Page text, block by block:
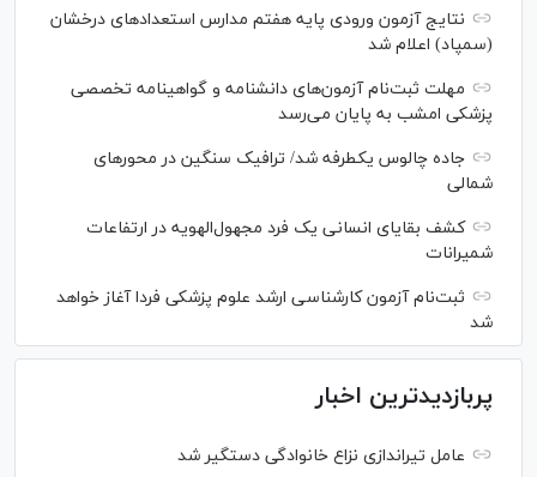
نتایج آزمون ورودی پایه هفتم مدارس استعدادهای درخشان
(سمپاد) اعلام شد
مهلت ثبت‌نام آزمون‌های دانشنامه و گواهینامه تخصصی
پزشکی امشب به پایان می‌رسد
جاده چالوس یکطرفه شد/ ترافیک سنگین در محورهای
شمالی
کشف بقایای انسانی یک فرد مجهول‌الهویه در ارتفاعات
شمیرانات
ثبت‌نام آزمون کارشناسی ارشد علوم پزشکی فردا آغاز خواهد
شد
پربازدیدترین اخبار
عامل تیراندازی نزاع خانوادگی دستگیر شد